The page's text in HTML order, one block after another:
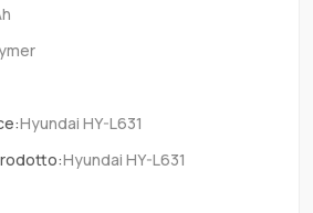
Hyundai HY-L631
Hyundai HY-L631